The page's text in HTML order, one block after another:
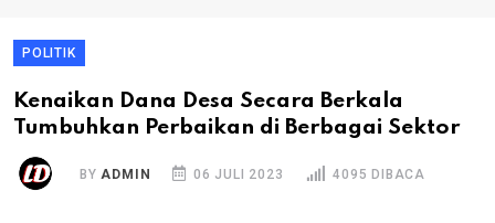
POLITIK
Kenaikan Dana Desa Secara Berkala
Tumbuhkan Perbaikan di Berbagai Sektor
BY ADMIN 06 JULI 2023 4095 DIBACA